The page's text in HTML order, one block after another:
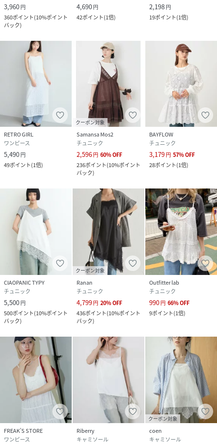
3,960円
360ポイント(10%ポイント
バック)
4,690円
42ポイント(1倍)
2,198円
19ポイント(1倍)
RETRO GIRL
ワンピース
5,490円
49ポイント(1倍)
クーポン対象
Samansa Mos2
チュニック
2,596円 60%OFF
236ポイント(10%ポイント
バック)
BAYFLOW
チュニック
3,179円 57%OFF
28ポイント(1倍)
CIAOPANIC TYPY
チュニック
5,500円
500ポイント(10%ポイント
バック)
クーポン対象
Ranan
チュニック
4,799円 20%OFF
436ポイント(10%ポイント
バック)
Outfitter lab
チュニック
990円 66%OFF
9ポイント(1倍)
FREAK’S STORE
ワンピース
Riberry
キャミソール
クーポン対象
coen
キャミソール